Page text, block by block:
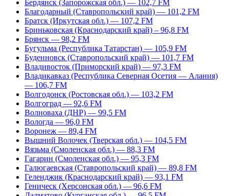
Бердянск (Запорожская обл.) — 102,7 FM
Благодарный (Ставропольский край) — 101,2 FM
Братск (Иркутская обл.) — 107,2 FM
Бриньковская (Краснодарский край) – 96,8 FM
Брянск — 98,2 FM
Бугульма (Республика Татарстан) — 105,9 FM
Буденновск (Ставропольский край) — 101,7 FM
Владивосток (Приморский край) — 97,3 FM
Владикавказ (Республика Северная Осетия — Алания)
— 106,7 FM
Волгодонск (Ростовская обл.) — 103,2 FM
Волгоград — 92,6 FM
Волноваха (ДНР) — 99,5 FM
Вологда — 96,0 FM
Воронеж — 89,4 FM
Вышний Волочек (Тверская обл.) — 104,5 FM
Вязьма (Смоленская обл.) — 88,3 FM
Гагарин (Смоленская обл.) — 95,3 FM
Галюгаевская (Ставропольский край) — 89,8 FM
Геленджик (Краснодарский край) — 93,1 FM
Геническ (Херсонская обл.) — 96,6 FM